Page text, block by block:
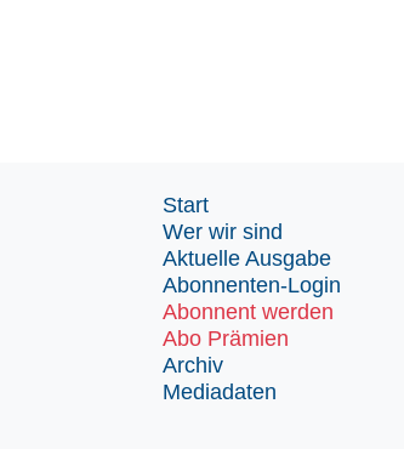
Start
Wer wir sind
Aktuelle Ausgabe
Abonnenten-Login
Abonnent werden
Abo Prämien
Archiv
Mediadaten